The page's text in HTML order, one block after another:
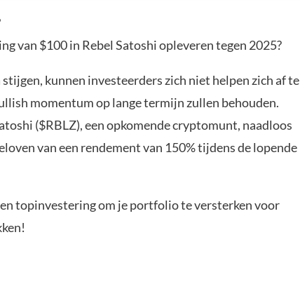
van $100 in Rebel Satoshi opleveren tegen 2025?
kunnen investeerders zich niet helpen zich af te
momentum op lange termijn zullen behouden.
($RBLZ), een opkomende cryptomunt, naadloos
van een rendement van 150% tijdens de lopende
topinvestering om je portfolio te versterken voor